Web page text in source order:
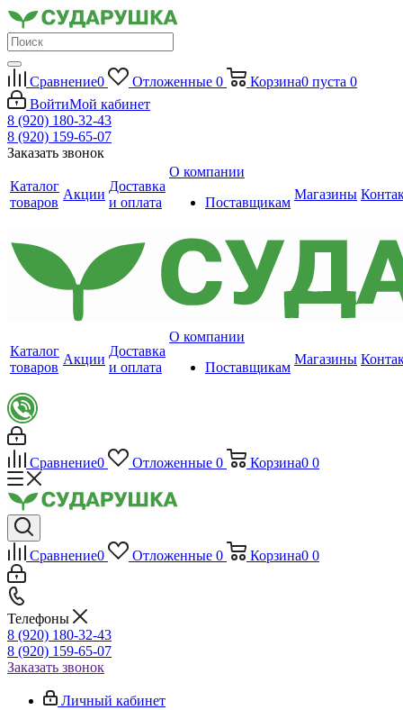
Сравнение0 Отложенные 0 Корзина0 пуста 0
ВойтиМой кабинет
8 (920) 180-32-43
8 (920) 159-65-07
Заказать звонок
Каталог
товаров
Акции
Доставка
и оплата
О компании
Поставщикам
Магазины
Каталог
товаров
Акции
Доставка
и оплата
О компании
Поставщикам
Магазины
Сравнение0 Отложенные 0 Корзина0 0
Сравнение0 Отложенные 0 Корзина0 0
Телефоны
8 (920) 180-32-43
8 (920) 159-65-07
Заказать звонок
Личный кабинет